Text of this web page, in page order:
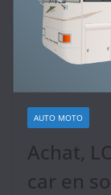
AUTO MOTO
Achat,
car en